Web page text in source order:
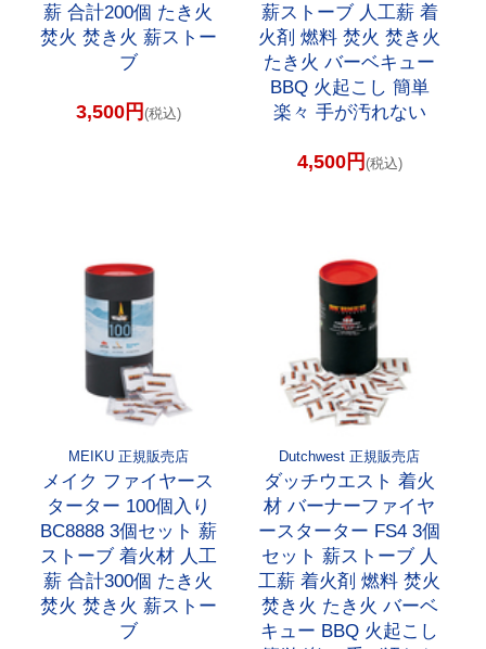
薪 合計200個 たき火
焚火 焚き火 薪ストー
ブ
3,500円 (税込)
薪ストーブ 人工薪 着
火剤 燃料 焚火 焚き火
たき火 バーベキュー
BBQ 火起こし 簡単
楽々 手が汚れない
4,500円 (税込)
MEIKU 正規販売店
メイク ファイヤース
ターター 100個入り
BC8888 3個セット 薪
ストーブ 着火材 人工
薪 合計300個 たき火
焚火 焚き火 薪ストー
ブ
Dutchwest 正規販売店
ダッチウエスト 着火
材 バーナーファイヤ
ースターター FS4 3個
セット 薪ストーブ 人
工薪 着火剤 燃料 焚火
焚き火 たき火 バーベ
キュー BBQ 火起こし